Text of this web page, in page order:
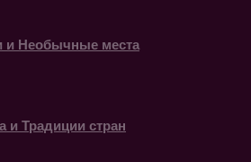
и Необычные места
и Традиции стран